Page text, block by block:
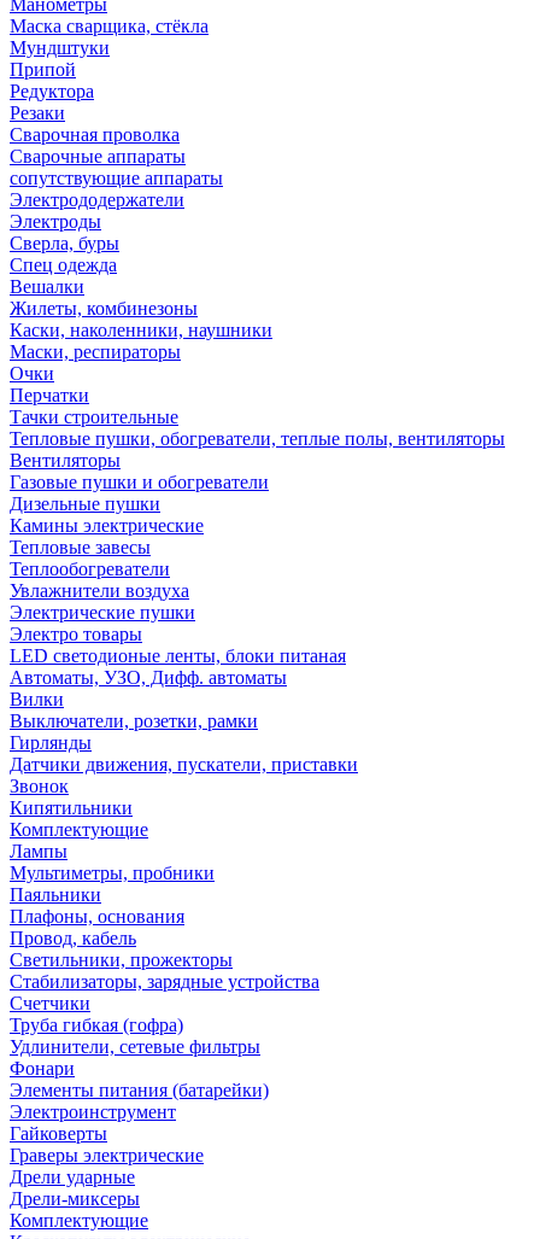
Манометры
Маска сварщика, стёкла
Мундштуки
Припой
Редуктора
Резаки
Сварочная проволка
Сварочные аппараты
сопутствующие аппараты
Электрододержатели
Электроды
Сверла, буры
Спец одежда
Вешалки
Жилеты, комбинезоны
Каски, наколенники, наушники
Маски, респираторы
Очки
Перчатки
Тачки строительные
Тепловые пушки, обогреватели, теплые полы, вентиляторы
Вентиляторы
Газовые пушки и обогреватели
Дизельные пушки
Камины электрические
Тепловые завесы
Теплообогреватели
Увлажнители воздуха
Электрические пушки
Электро товары
LED светодионые ленты, блоки питаная
Автоматы, УЗО, Дифф. автоматы
Вилки
Выключатели, розетки, рамки
Гирлянды
Датчики движения, пускатели, приставки
Звонок
Кипятильники
Комплектующие
Лампы
Мультиметры, пробники
Паяльники
Плафоны, основания
Провод, кабель
Светильники, прожекторы
Стабилизаторы, зарядные устройства
Счетчики
Труба гибкая (гофра)
Удлинители, сетевые фильтры
Фонари
Элементы питания (батарейки)
Электроинструмент
Гайковерты
Граверы электрические
Дрели ударные
Дрели-миксеры
Комплектующие